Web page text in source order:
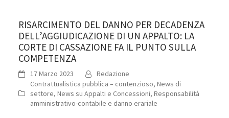
RISARCIMENTO DEL DANNO PER DECADENZA
DELL’AGGIUDICAZIONE DI UN APPALTO: LA
CORTE DI CASSAZIONE FA IL PUNTO SULLA
COMPETENZA
17 Marzo 2023
Redazione
Contrattualistica pubblica – contenzioso, News di
settore, News su Appalti e Concessioni, Responsabilità
amministrativo-contabile e danno erariale